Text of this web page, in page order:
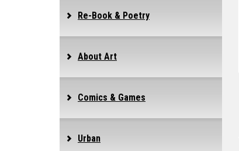
Re-Book & Poetry
About Art
Comics & Games
Urban